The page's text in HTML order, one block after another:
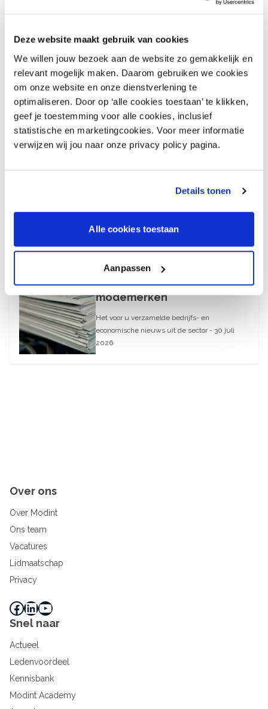
Deze website maakt gebruik van cookies
We willen jouw bezoek aan de website zo gemakkelijk en
relevant mogelijk maken. Daarom gebruiken we cookies
om onze website en onze dienstverlening te
optimaliseren. Door op ‘alle cookies toestaan’ te klikken,
geef je toestemming voor alle cookies, inclusief
statistische en marketingcookies. Voor meer informatie
verwijzen wij jou naar onze privacy policy pagina.
Details tonen
Alle cookies toestaan
Aanpassen
Recalls Children’s Clothing
and More – nr. 9 – 2026
6 augustus 2026
August 6, 2026
Recalls Alert Clothing,
Footwear & More – nr. 9,
6 augustus 2026
What’s Up – AI-blunders bij
webwinkels en
modemerken
30 juli 2026
Het voor u verzamelde bedrijfs- en
economische nieuws uit de sector - 30 juli
2026
Over ons
Over Modint
Ons team
Vacatures
Lidmaatschap
Privacy
Facebook LinkedIn YouTube
Snel naar
Actueel
Ledenvoordeel
Kennisbank
Modint Academy